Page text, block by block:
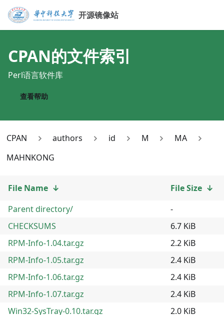
开源镜像站
CPAN的文件索引
Perl语言软件库
查看帮助
CPAN authors id M
MA
MAHNKONG
File Name ↓ File Size ↓
Parent directory/
-
CHECKSUMS
6.7 KiB
RPM-Info-1.04.tar.gz
2.2 KiB
RPM-Info-1.05.tar.gz
2.4 KiB
RPM-Info-1.06.tar.gz
2.4 KiB
RPM-Info-1.07.tar.gz
2.4 KiB
Win32-SysTray-0.10.tar.gz
2.0 KiB